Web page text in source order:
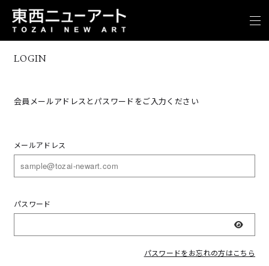
LOGIN
会員メールアドレスとパスワードをご入力ください
メールアドレス
パスワード
表示
パスワードをお忘れの方はこちら